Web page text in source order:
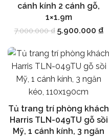
cánh kính 2 cánh gỗ,
1×1.9m
7.000.000₫ 5.900.000 ₫
Thêm vào giỏ hàng
Tủ trang trí phòng khách
Harris TLN-049TU gỗ sồi
Mỹ, 1 cánh kính, 3 ngăn